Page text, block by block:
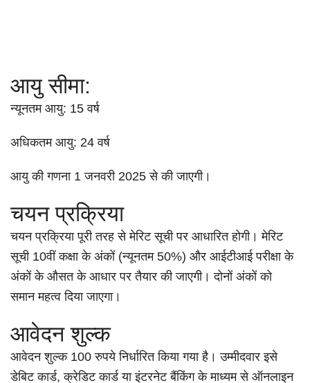
आयु सीमा:
न्यूनतम आयु: 15 वर्ष
अधिकतम आयु: 24 वर्ष
आयु की गणना 1 जनवरी 2025 से की जाएगी।
चयन प्रक्रिया
चयन प्रक्रिया पूरी तरह से मेरिट सूची पर आधारित होगी। मेरिट
सूची 10वीं कक्षा के अंकों (न्यूनतम 50%) और आईटीआई परीक्षा के
अंकों के औसत के आधार पर तैयार की जाएगी। दोनों अंकों को
समान महत्व दिया जाएगा।
आवेदन शुल्क
आवेदन शुल्क 100 रुपये निर्धारित किया गया है। उम्मीदवार इसे
डेबिट कार्ड, क्रेडिट कार्ड या इंटरनेट बैंकिंग के माध्यम से ऑनलाइन